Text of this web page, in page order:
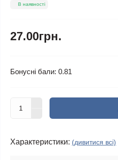
В наявності
27.00грн.
Бонусні бали: 0.81
Характеристики: (дивитися всі)